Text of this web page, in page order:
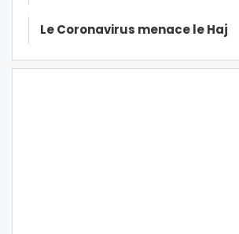
Le Coronavirus menace le Haj